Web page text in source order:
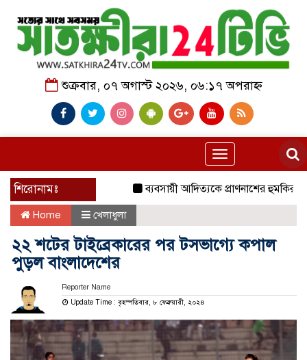
শুক্রবার, ০৭ অগাস্ট ২০২৬, ০৬:১৭ অপরাহ্ন
Toggle
navigation
শিরোনামঃ
ব্যবসায়ী আদিত্যকে প্রাণনাশের হুমকির
Home খেলাধুলা
২২ শটের টাইব্রেকারের পর টসভাগ্যে কপাল
পুড়ল বাংলাদেশের
Reporter Name
Update Time : বৃহস্পতিবার, ৮ ফেব্রুয়ারী, ২০২৪